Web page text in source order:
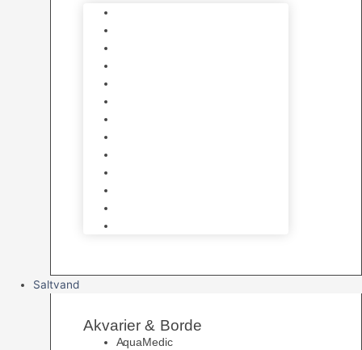
Saltvand
Akvarier & Borde
AquaMedic